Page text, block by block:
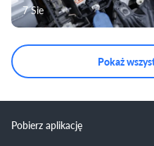
7 Sie
Pokaż
Pobierz aplikację